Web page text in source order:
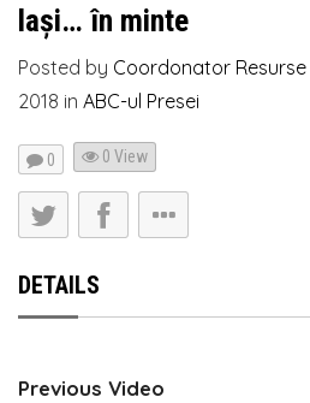
lași… în minte
Posted by Coordonator Resurse
2018 in ABC-ul Presei
0 0 View
DETAILS
Previous Video